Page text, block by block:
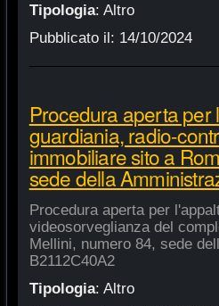
Tipologia: Altro
Pubblicato il: 14/10/2024
Procedura aperta per
guardiania, radio-
immobiliare sito a
sede della
Procedura aperta per
videosorveglianza del
Mellini, numero 84, sede
B2112C40A2
Tipologia: Altro